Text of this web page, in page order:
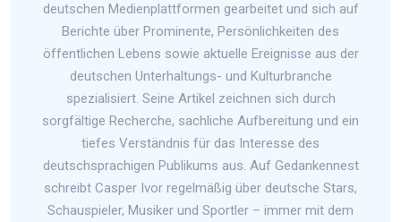
deutschen Medienplattformen gearbeitet und sich auf
Berichte über Prominente, Persönlichkeiten des
öffentlichen Lebens sowie aktuelle Ereignisse aus der
deutschen Unterhaltungs- und Kulturbranche
spezialisiert. Seine Artikel zeichnen sich durch
sorgfältige Recherche, sachliche Aufbereitung und ein
tiefes Verständnis für das Interesse des
deutschsprachigen Publikums aus. Auf Gedankennest
schreibt Casper Ivor regelmäßig über deutsche Stars,
Schauspieler, Musiker und Sportler – immer mit dem